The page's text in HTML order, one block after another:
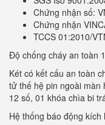
Chứng nhận số:
Chứng nhận
TCCS 01:2010/
Độ chống cháy an toàn
Két có kết cấu an toàn
tử thế hệ pin ngoài màn
12 số, 01 khóa chìa bi
Hệ thống báo động